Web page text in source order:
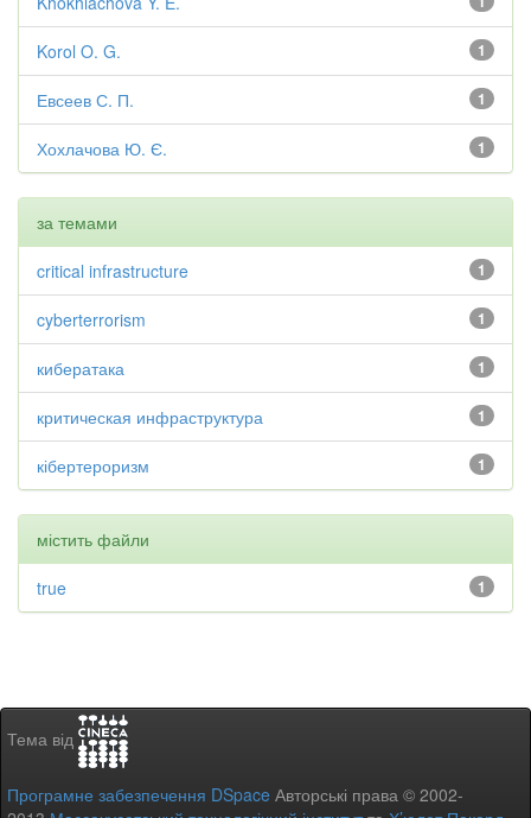
1
Korol O. G.
1
Евсеев С. П.
1
Хохлачова Ю. Є.
за темами
1
critical infrastructure
1
cyberterrorism
1
кибератака
1
критическая инфраструктура
1
кібертероризм
містить файли
1
true
Тема від
Програмне забезпечення DSpace Авторські права © 2002-